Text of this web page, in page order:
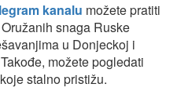
kanalu možete pratiti
snaga Ruske
u Donjeckoj i
možete pogledati
stalno pristižu.